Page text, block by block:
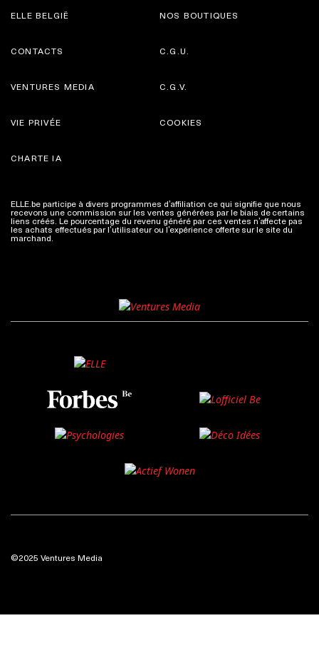
ELLE BELGIË NOS BOUTIQUES
CONTACTS
VENTURES MEDIA
C.G.U.
C.G.V.
VIE PRIVÉE
CHARTE IA
COOKIES
ELLE.be participe à divers programmes d’affiliation ce qui signifie que nous
recevons une commission sur les ventes générées par le biais de certains
liens créés. Le pourcentage du revenu généré par ces ventes n’affecte pas
les achats effectués par l’utilisateur ou l’expérience offerte sur le site du
marchand. Plus d'infos
©2025 Ventures Media